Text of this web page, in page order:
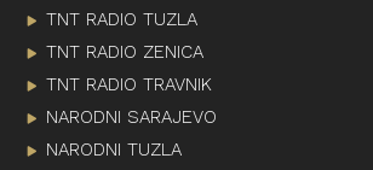
TNT RADIO TUZLA
TNT RADIO ZENICA
TNT RADIO TRAVNIK
NARODNI SARAJEVO
NARODNI TUZLA